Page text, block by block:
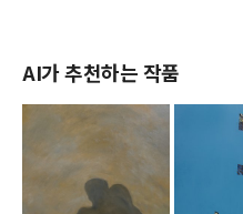
AI가 추천하는 작품